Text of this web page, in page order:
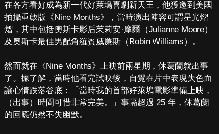
在各方看好成為新一代好萊塢喜劇新天王，他獲邀到美國
拍攝重啟版《Nine Months》，當時演出陣容可謂星光熠
熠，其中包括奧斯卡影后茱莉安·摩爾（Julianne Moore）
及奧斯卡最佳男配角羅賓威廉斯（Robin Williams）。
然而就在《Nine Months》上映前兩星期，休葛蘭就出事
了。據了解，當時他看完試映後，自覺在片中表現失色而
讓心情跌落谷底：「當時我的首部好萊塢電影準備上映，
（出事）時間可惜非常完美。」事隔超過 25 年，休葛蘭
的回應仍然不失幽默。